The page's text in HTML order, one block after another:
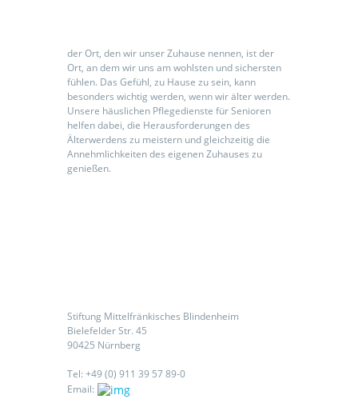
der Ort, den wir unser Zuhause nennen, ist der
Ort, an dem wir uns am wohlsten und sichersten
fühlen. Das Gefühl, zu Hause zu sein, kann
besonders wichtig werden, wenn wir älter werden.
Unsere häuslichen Pflegedienste für Senioren
helfen dabei, die Herausforderungen des
Älterwerdens zu meistern und gleichzeitig die
Annehmlichkeiten des eigenen Zuhauses zu
genießen.
Stiftung Mittelfränkisches Blindenheim
Bielefelder Str. 45
90425 Nürnberg
Tel: +49 (0) 911 39 57 89-0
Email: